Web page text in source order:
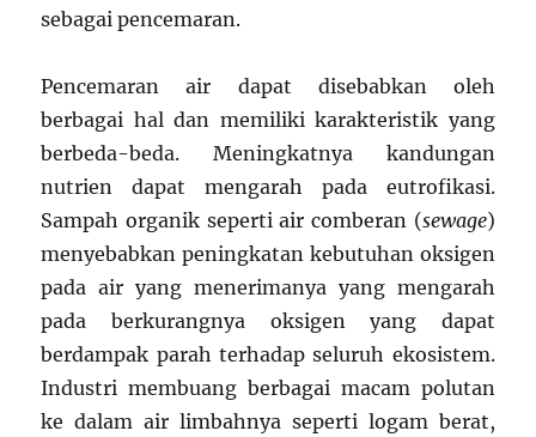
sebagai pencemaran.
Pencemaran air dapat disebabkan oleh
berbagai hal dan memiliki karakteristik yang
berbeda-beda. Meningkatnya kandungan
nutrien dapat mengarah pada eutrofikasi.
Sampah organik seperti air comberan (sewage)
menyebabkan peningkatan kebutuhan oksigen
pada air yang menerimanya yang mengarah
pada berkurangnya oksigen yang dapat
berdampak parah terhadap seluruh ekosistem.
Industri membuang berbagai macam polutan
ke dalam air limbahnya seperti logam berat,